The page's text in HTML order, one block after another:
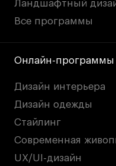
© 2026 БВШД
Условия возврата
Кредит на
Лицензия на
деятельности АНО
Университет»
Карта сайта
Ландшафтный
Все программы
Онлайн-программы
Дизайн интерьера
Дизайн одежды
Стайлинг
Современная
UX/UI-дизайн